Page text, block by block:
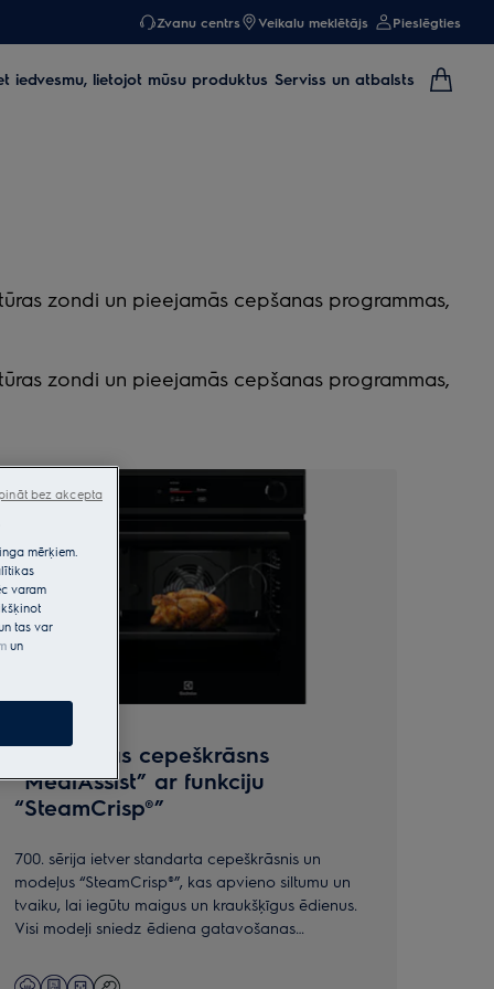
Zvanu centrs Veikalu meklētājs Pieslēgties
iedvesmu, lietojot mūsu produktus Serviss un atbalsts
zondi un pieejamās cepšanas programmas,
zondi un pieejamās cepšanas programmas,
700. sērijas cepeškrāsns
“MealAssist” ar funkciju
“SteamCrisp®”
700. sērija ietver standarta cepeškrāsnis un
modeļus “SteamCrisp®”, kas apvieno siltumu un
tvaiku, lai iegūtu maigus un kraukšķīgus ēdienus.
Visi modeļi sniedz ēdiena gatavošanas
mērķiem.
varam
tas var
un
bez akcepta